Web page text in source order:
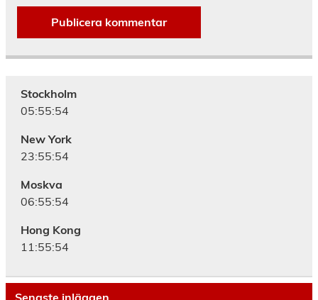
Alternative:
Stockholm
05:55:54
New York
23:55:54
Moskva
06:55:54
Hong Kong
11:55:54